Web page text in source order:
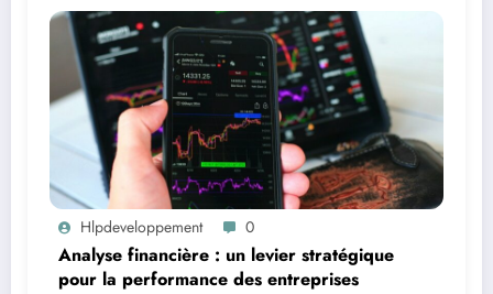
Hlpdeveloppement 0
Analyse financière : un levier stratégique
pour la performance des entreprises